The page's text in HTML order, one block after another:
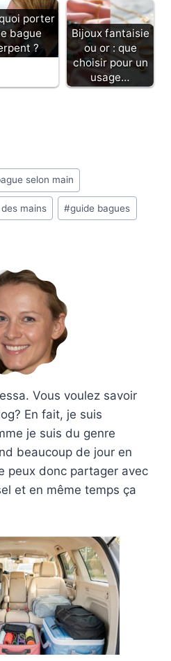
porter
bague
?
Bijoux fantaisie
ou or : que
choisir pour un
usage…
selon main
mains #guide bagues
Vous voulez savoir
En fait, je suis
je suis du genre
beaucoup de jour en
peux donc partager avec
et en même temps ça